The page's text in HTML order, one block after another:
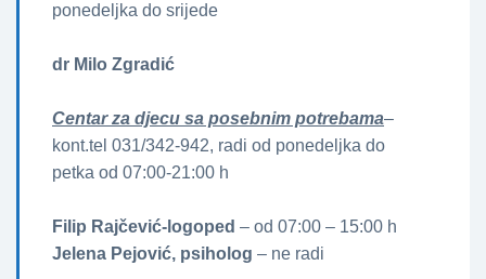
ponedeljka do srijede
dr Milo Zgradić
Centar za djecu sa posebnim potrebama–
kont.tel 031/342-942, radi od ponedeljka do
petka od 07:00-21:00 h
Filip Rajčević-logoped – od 07:00 – 15:00 h
Jelena Pejović, psiholog – ne radi